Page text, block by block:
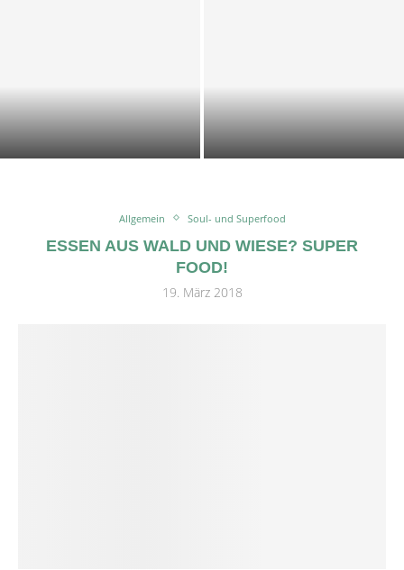
Allgemein Soul- und Superfood
ESSEN AUS WALD UND WIESE? SUPER
FOOD!
19. März 2018